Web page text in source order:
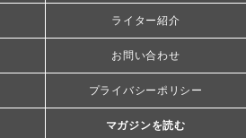
ライター紹介
お問い合わせ
プライバシーポリシー
マガジンを読む